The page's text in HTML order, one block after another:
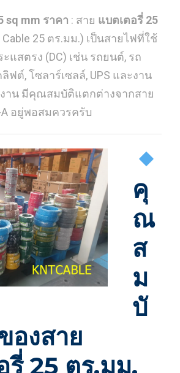
sq mm ราคา : สาย แบตเตอรี่ 25
Cable 25 ตร.มม.) เป็นสายไฟที่ใช้
แสตรง (DC) เช่น รถยนต์, รถ
ฟต์, โซลาร์เซลล์, UPS และงาน
งาน มีคุณสมบัติแตกต่างจากสาย
A อยู่พอสมควรครับ
คุ
ณ
ส
ม
บั
องสาย
รี่ 25 ตร.มม.